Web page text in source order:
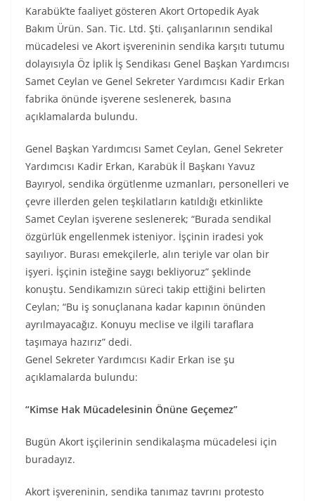
Karabük’te faaliyet gösteren Akort Ortopedik Ayak
Bakım Ürün. San. Tic. Ltd. Şti. çalışanlarının sendikal
mücadelesi ve Akort işvereninin sendika karşıtı tutumu
dolayısıyla Öz İplik İş Sendikası Genel Başkan Yardımcısı
Samet Ceylan ve Genel Sekreter Yardımcısı Kadir Erkan
fabrika önünde işverene seslenerek, basına
açıklamalarda bulundu.
Genel Başkan Yardımcısı Samet Ceylan, Genel Sekreter
Yardımcısı Kadir Erkan, Karabük İl Başkanı Yavuz
Bayıryol, sendika örgütlenme uzmanları, personelleri ve
çevre illerden gelen teşkilatların katıldığı etkinlikte
Samet Ceylan işverene seslenerek; “Burada sendikal
özgürlük engellenmek isteniyor. İşçinin iradesi yok
sayılıyor. Burası emekçilerle, alın teriyle var olan bir
işyeri. İşçinin isteğine saygı bekliyoruz” şeklinde
konuştu. Sendikamızın süreci takip ettiğini belirten
Ceylan; “Bu iş sonuçlanana kadar kapının önünden
ayrılmayacağız. Konuyu meclise ve ilgili taraflara
taşımaya hazırız” dedi.
Genel Sekreter Yardımcısı Kadir Erkan ise şu
açıklamalarda bulundu:
“Kimse Hak Mücadelesinin Önüne Geçemez”
Bugün Akort işçilerinin sendikalaşma mücadelesi için
buradayız.
Akort işvereninin, sendika tanımaz tavrını protesto